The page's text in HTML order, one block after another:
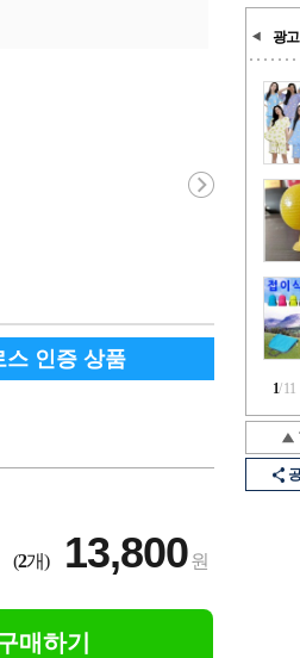
광고
1/11
인증 상품
(2개) 13,800원
매하기